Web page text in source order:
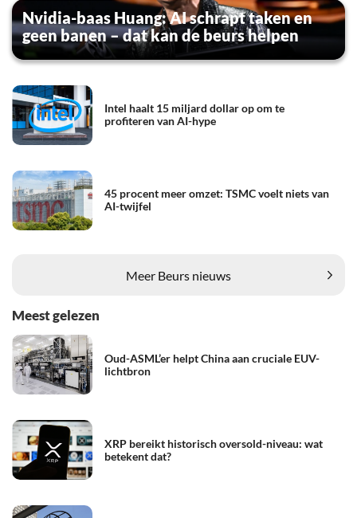
Nvidia-baas Huang: AI schrapt taken en
geen banen – dat kan de beurs helpen
Intel haalt 15 miljard dollar op om te
profiteren van AI-hype
45 procent meer omzet: TSMC voelt niets van
AI-twijfel
Meer Beurs nieuws
Meest gelezen
Oud-ASML’er helpt China aan cruciale EUV-
lichtbron
XRP bereikt historisch oversold-niveau: wat
betekent dat?